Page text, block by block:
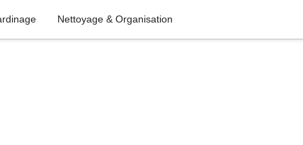
Nettoyage & Organisation